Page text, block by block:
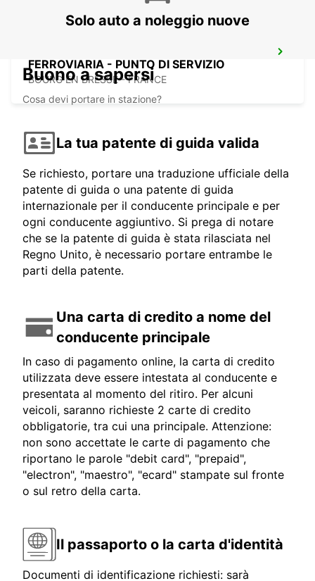
FERROVIARIA - PUNTO DI SERVIZIO
BOURG EN BRESSE - FRANCE
Solo auto a noleggio nuove
Buono a sapersi
Cosa devi portare in stazione?
La tua patente di guida valida
Se richiesto, portare una traduzione ufficiale della
patente di guida o una patente di guida
internazionale per il conducente principale e per
ogni conducente aggiuntivo. Si prega di notare
che se la patente di guida è stata rilasciata nel
Regno Unito, è necessario portare entrambe le
parti della patente.
Una carta di credito a nome del
conducente principale
In caso di pagamento online, la carta di credito
utilizzata deve essere intestata al conducente e
presentata al momento del ritiro. Per alcuni
veicoli, saranno richieste 2 carte di credito
obbligatorie, tra cui una principale. Attenzione:
non sono accettate le carte di pagamento che
riportano le parole "debit card", "prepaid",
"electron", "maestro", "ecard" stampate sul fronte
o sul retro della carta.
Il passaporto o la carta d'identità
Documenti di identificazione richiesti: sarà